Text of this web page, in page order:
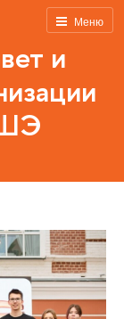
Меню
и